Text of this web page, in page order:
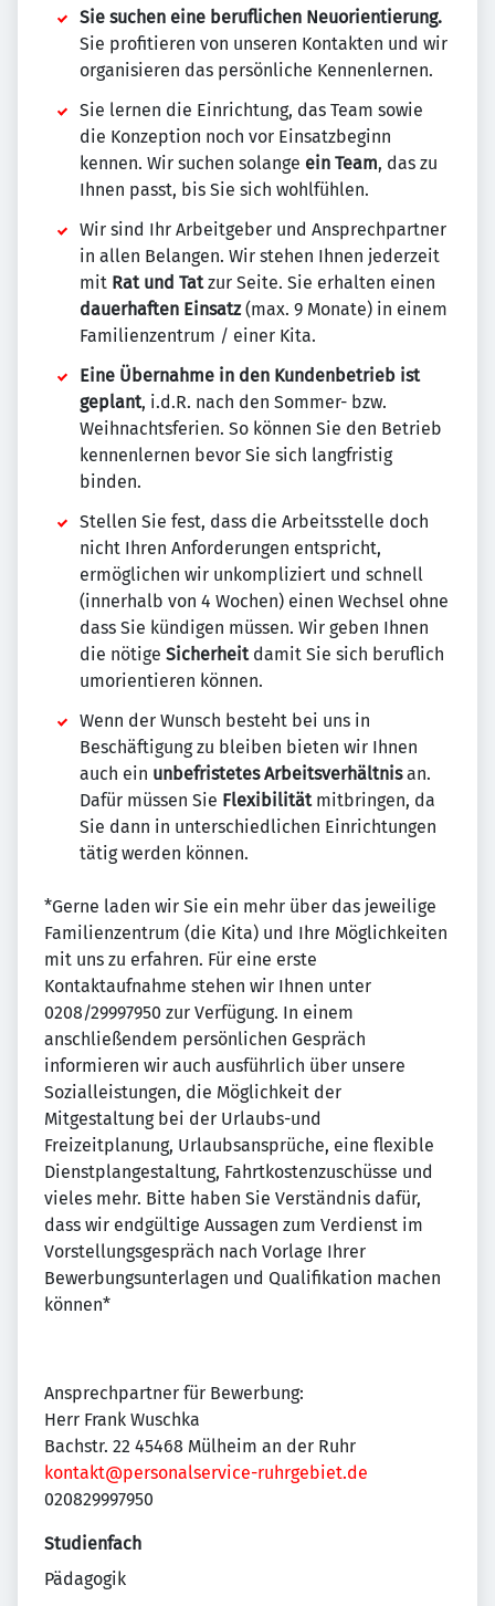
Sie suchen eine beruflichen Neuorientierung.
Sie profitieren von unseren Kontakten und wir
organisieren das persönliche Kennenlernen.
Sie lernen die Einrichtung, das Team sowie
die Konzeption noch vor Einsatzbeginn
kennen. Wir suchen solange ein Team, das zu
Ihnen passt, bis Sie sich wohlfühlen.
Wir sind Ihr Arbeitgeber und Ansprechpartner
in allen Belangen. Wir stehen Ihnen jederzeit
mit Rat und Tatzur Seite. Sie erhalten einen
dauerhaften Einsatz(max. 9 Monate) in einem
Familienzentrum / einer Kita.
Eine Übernahme in den Kundenbetrieb ist
geplant, i.d.R. nach den Sommer- bzw.
Weihnachtsferien. So können Sie den Betrieb
kennenlernen bevor Sie sich langfristig
binden.
Stellen Sie fest, dass die Arbeitsstelle doch
nicht Ihren Anforderungen entspricht,
ermöglichen wir unkompliziert und schnell
(innerhalb von 4 Wochen) einen Wechsel ohne
dass Sie kündigen müssen. Wir geben Ihnen
die nötige Sicherheitdamit Sie sich beruflich
umorientieren können.
Wenn der Wunsch besteht bei uns in
Beschäftigung zu bleiben bieten wir Ihnen
auch ein unbefristetes Arbeitsverhältnisan.
Dafür müssen Sie Flexibilitätmitbringen, da
Sie dann in unterschiedlichen Einrichtungen
tätig werden können.
*Gerne laden wir Sie ein mehr über das jeweilige
Familienzentrum (die Kita) und Ihre Möglichkeiten
mit uns zu erfahren. Für eine erste
Kontaktaufnahme stehen wir Ihnen unter
0208/29997950 zur Verfügung. In einem
anschließendem persönlichen Gespräch
informieren wir auch ausführlich über unsere
Sozialleistungen, die Möglichkeit der
Mitgestaltung bei der Urlaubs-und
Freizeitplanung, Urlaubsansprüche, eine flexible
Dienstplangestaltung, Fahrtkostenzuschüsse und
vieles mehr. Bitte haben Sie Verständnis dafür,
dass wir endgültige Aussagen zum Verdienst im
Vorstellungsgespräch nach Vorlage Ihrer
Bewerbungsunterlagen und Qualifikation machen
können*
Ansprechpartner für Bewerbung:
Herr Frank Wuschka
Bachstr. 22 45468 Mülheim an der Ruhr
kontakt@personalservice-ruhrgebiet.de
020829997950
Studienfach
Pädagogik